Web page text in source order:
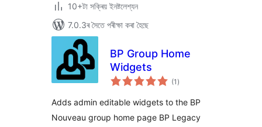
10+টা সক্ৰিয় ইনষ্টলেশ্যন
7.0.3ৰ সৈতে পৰীক্ষা কৰা হৈছে
BP Group Home
Widgets
(1 টা
মুঠ)
Adds admin editable widgets to the BP
Nouveau group home page BP Legacy